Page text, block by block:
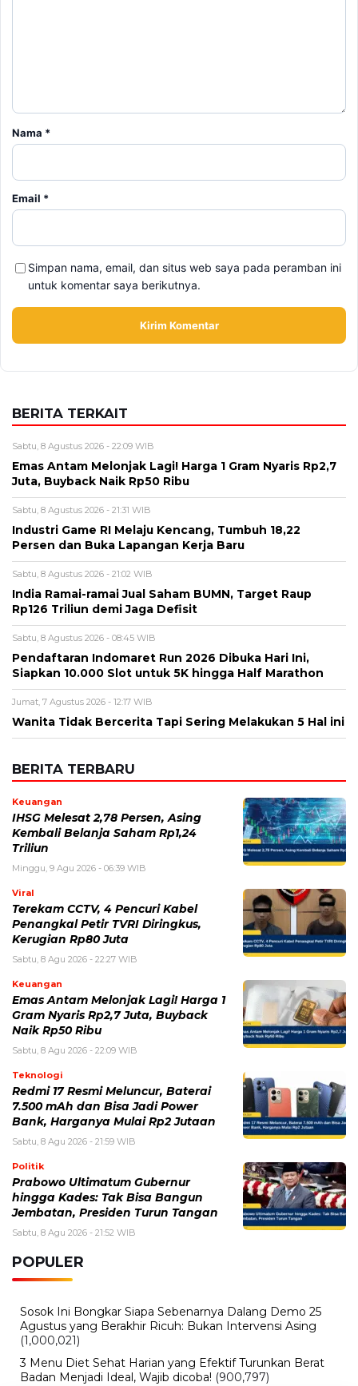
Juta, Buyback Naik Rp50 Ribu
Industri Game RI Melaju Kencang, Tumbuh 18,22
Sabtu, 8 Agustus 2026 - 21:02 WIB
India Ramai-ramai Jual Saham BUMN, Target Raup
Rp126 Triliun demi Jaga Defisit
Sabtu, 8 Agustus 2026 - 08:45 WIB
Pendaftaran Indomaret Run 2026 Dibuka Hari Ini,
Siapkan 10.000 Slot untuk 5K hingga Half Marathon
Jumat, 7 Agustus 2026 - 12:17 WIB
Wanita Tidak Bercerita Tapi Sering Melakukan 5 Hal ini
BERITA TERBARU
Keuangan
IHSG Melesat 2,78 Persen, Asing
Kembali Belanja Saham Rp1,24
Triliun
Viral
Terekam CCTV, 4 Pencuri Kabel
Penangkal Petir TVRI Diringkus,
Kerugian Rp80 Juta
Sabtu, 8 Agu 2026 - 22:27 WIB
Keuangan
Emas Antam Melonjak Lagi! Harga 1
Gram Nyaris Rp2,7 Juta, Buyback
Naik Rp50 Ribu
Sabtu, 8 Agu 2026 - 22:09 WIB
Teknologi
Redmi 17 Resmi Meluncur, Baterai
7.500 mAh dan Bisa Jadi Power
Bank, Harganya Mulai Rp2 Jutaan
Sabtu, 8 Agu 2026 - 21:59 WIB
Politik
Prabowo Ultimatum Gubernur
hingga Kades: Tak Bisa Bangun
Jembatan, Presiden Turun Tangan
Sabtu, 8 Agu 2026 - 21:52 WIB
POPULER
Sosok Ini Bongkar Siapa Sebenarnya Dalang Demo 25
Agustus yang Berakhir Ricuh: Bukan Intervensi Asing
(1,000,021)
Badan Menjadi Ideal, Wajib dicoba!
Cara Download dan Install Bios AetherSX2 PS2 (702,357)
5 Resep Cumi yang Mantul dan Mudah Dimasak
(602,435)
Super Show 10 Jakarta 2025: Cek Perkiraan Harga Tiket